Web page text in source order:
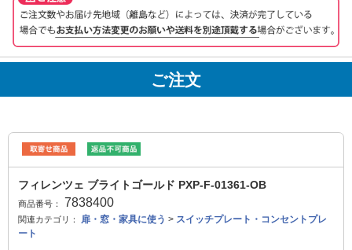
ご注文
フィレンツェ ブライトゴールド PXP-F-01361-OB
商品番号： 7838400
関連カテゴリ： 扉・窓・家具に使う > スイッチプレート・コンセントプレ
ート